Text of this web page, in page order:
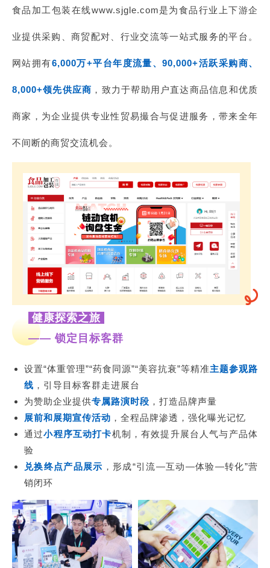
食品加工包装在线www.sjgle.com是为食品行业上下游企
业提供采购、商贸配对、行业交流等一站式服务的平台。
网站拥有6,000万+平台年度流量、90,000+活跃采购商、
8,000+领先供应商 ，致力于帮助用户直达商品信息和优质
商家，为企业提供专业性贸易撮合与促进服务，带来全年
不间断的商贸交流机会。
健康探索之旅
—— 锁定目标客群
设置“体重管理”“药食同源”“美容抗衰”等精准主题参观路
线 ，引导目标客群走进展台
为赞助企业提供专属路演时段 ，打造品牌声量
展前和展期宣传活动 ，全程品牌渗透，强化曝光记忆
通过小程序互动打卡机制，有效提升展台人气与产品体
验
兑换终点产品展示 ，形成“引流—互动—体验—转化”营
销闭环